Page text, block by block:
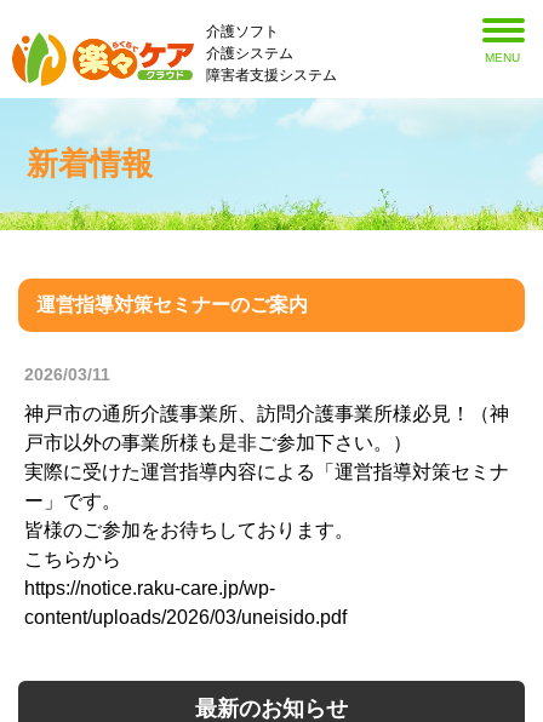
介護ソフト
介護システム
障害者支援システム
MENU
新着情報
運営指導対策セミナーのご案内
2026/03/11
神戸市の通所介護事業所、訪問介護事業所様必見！（神
戸市以外の事業所様も是非ご参加下さい。）
実際に受けた運営指導内容による「運営指導対策セミナ
ー」です。
皆様のご参加をお待ちしております。
こちらから
https://notice.raku-care.jp/wp-
content/uploads/2026/03/uneisido.pdf
最新のお知らせ